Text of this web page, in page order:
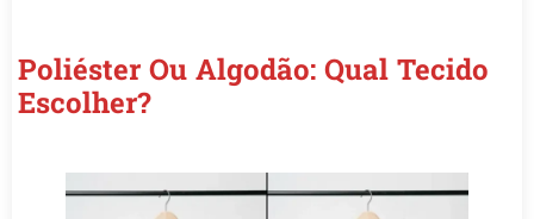
Poliéster Ou Algodão: Qual Tecido
Escolher?